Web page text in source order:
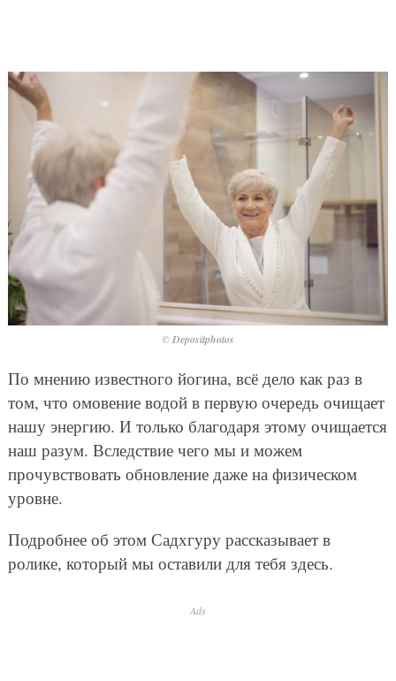
© Depositphotos
По мнению известного йогина, всё дело как раз в
том, что омовение водой в первую очередь очищает
нашу энергию. И только благодаря этому очищается
наш разум. Вследствие чего мы и можем
прочувствовать обновление даже на физическом
уровне.
Подробнее об этом Садхгуру рассказывает в
ролике, который мы оставили для тебя здесь.
Ads